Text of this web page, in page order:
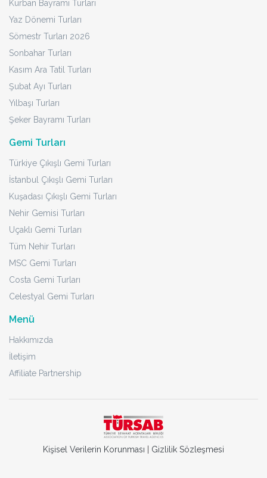
Kurban Bayramı Turları
Yaz Dönemi Turları
Sömestr Turları 2026
Sonbahar Turları
Kasım Ara Tatil Turları
Şubat Ayı Turları
Yılbaşı Turları
Şeker Bayramı Turları
Gemi Turları
Türkiye Çıkışlı Gemi Turları
İstanbul Çıkışlı Gemi Turları
Kuşadası Çıkışlı Gemi Turları
Nehir Gemisi Turları
Uçaklı Gemi Turları
Tüm Nehir Turları
MSC Gemi Turları
Costa Gemi Turları
Celestyal Gemi Turları
Menü
Hakkımızda
İletişim
Affiliate Partnership
Kişisel Verilerin Korunması Gizlilik Sözleşmesi